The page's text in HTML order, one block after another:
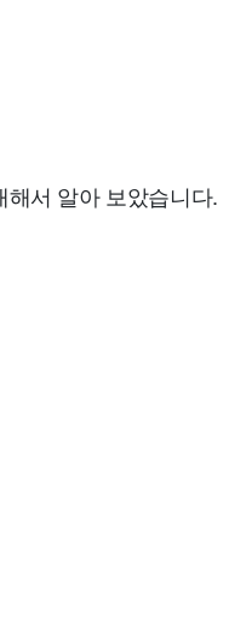
서 알아 보았습니다.